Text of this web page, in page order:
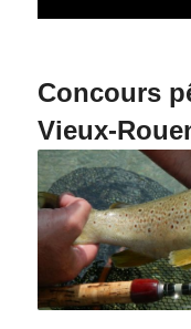
Concours
Vieux-